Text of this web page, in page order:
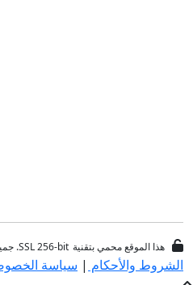
هذا الموقع محمي بتقنية SSL 256-bit. جميع
الشروط والأحكام| سياسة